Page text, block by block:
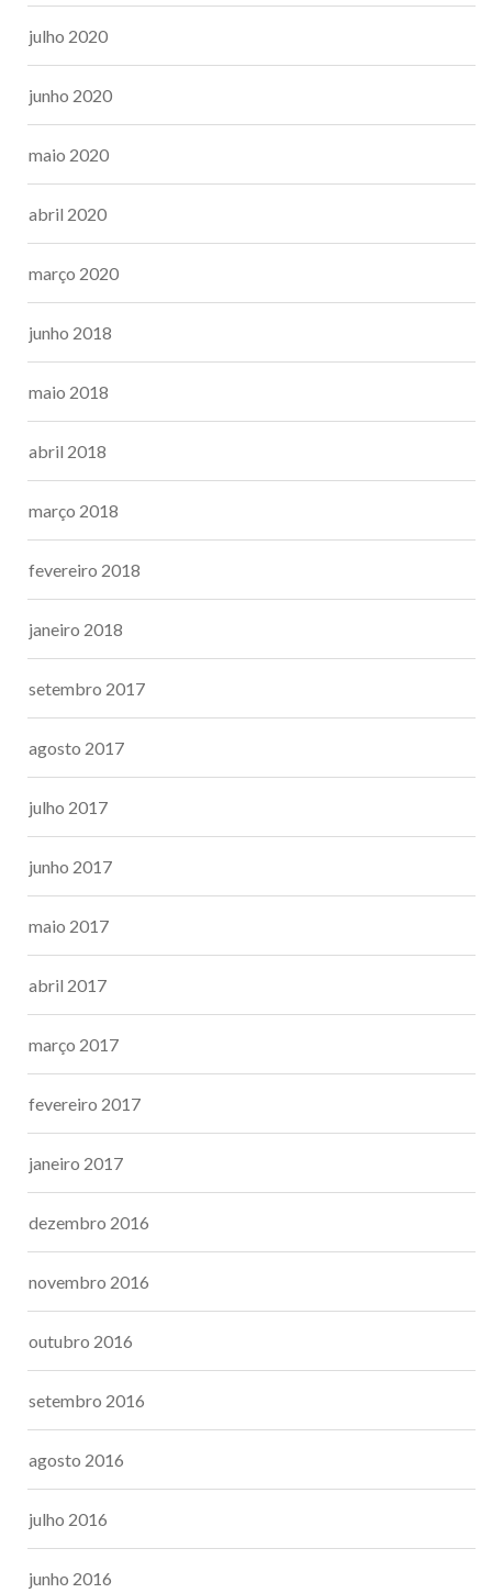
julho 2020
junho 2020
maio 2020
abril 2020
março 2020
junho 2018
maio 2018
abril 2018
março 2018
fevereiro 2018
janeiro 2018
setembro 2017
agosto 2017
julho 2017
junho 2017
maio 2017
abril 2017
março 2017
fevereiro 2017
janeiro 2017
dezembro 2016
novembro 2016
outubro 2016
setembro 2016
agosto 2016
julho 2016
junho 2016